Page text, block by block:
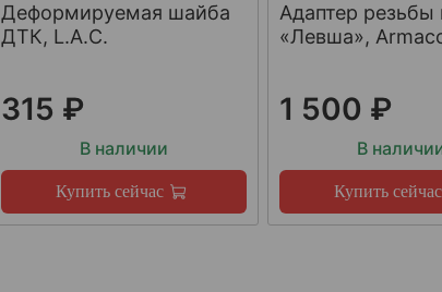
Деформируемая шайба
ДТК, L.A.C.
315 ₽
В наличии
Купить сейчас
Адаптер
«Левша»,
1 500 ₽
В
Купить сейчас